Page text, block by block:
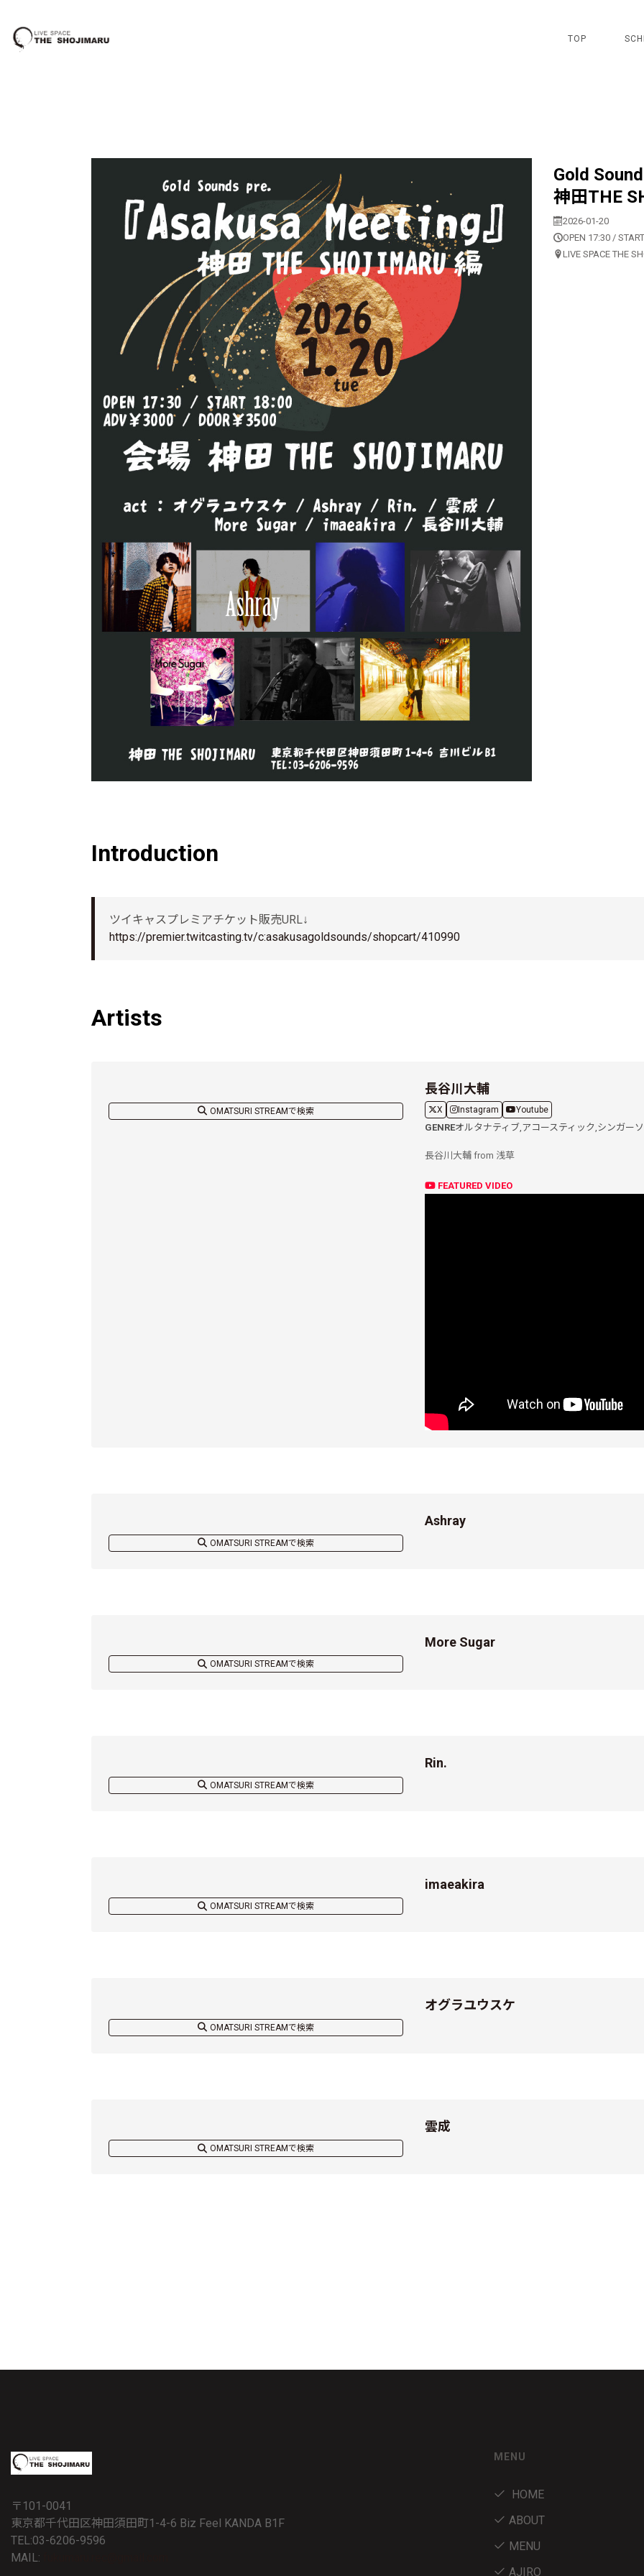
TOP
Gold
神田THE
2026-01-20
OPEN 17:30 /
LIVE SPACE THE
Introduction
ツイキャスプレミアチケット販売URL↓
https://premier.twitcasting.tv/c:asakusagoldsounds/shopcart/410990
Artists
OMATSURI STREAMで検索
長谷川大輔
X Instagram Youtube
GENREオルタナティブ,アコースティック,シンガー
長谷川大輔 from 浅草
FEATURED VIDEO
OMATSURI STREAMで検索
Ashray
OMATSURI STREAMで検索
More Sugar
OMATSURI STREAMで検索
Rin.
OMATSURI STREAMで検索
imaeakira
OMATSURI STREAMで検索
オグラユウスケ
OMATSURI STREAMで検索
雲成
〒101-0041
東京都千代田区神田須田町1-4-6 Biz Feel KANDA B1F
TEL:03-6206-9596
MAIL:
MENU
HOME
ABOUT
MENU
AJIRO